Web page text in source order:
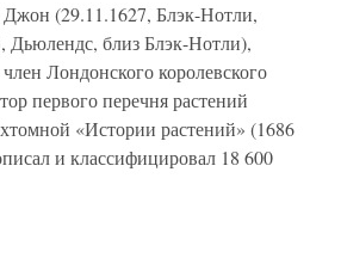
(29.11.1627, Блэк-Нотли,
Дьюлендс, близ Блэк-Нотли),
Лондонского королевского
первого перечня растений
«Истории растений» (1686
и классифицировал 18 600